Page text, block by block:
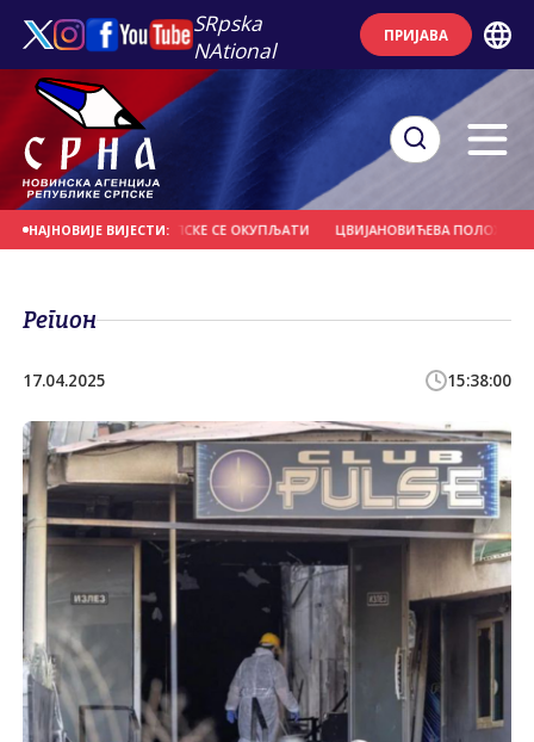
SRpska
NAtional
ПРИЈАВА
НАЈНОВИЈЕ ВИЈЕСТИ:
ОКО СРПСКЕ СЕ ОКУПЉАТИ ЦВИЈАНОВИЋЕВА ПОЛОЖИЛА
Регион
17.04.2025 15:38:00